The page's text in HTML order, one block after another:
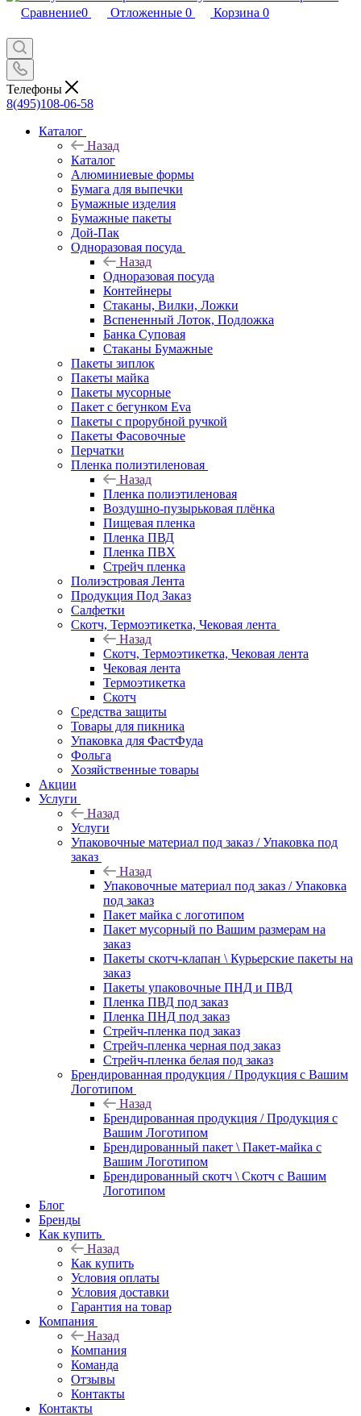
Сравнение0 Отложенные 0 Корзина 0
Телефоны
8(495)108-06-58
Каталог
Назад
Каталог
Алюминиевые формы
Бумага для выпечки
Бумажные изделия
Бумажные пакеты
Дой-Пак
Одноразовая посуда
Назад
Одноразовая посуда
Контейнеры
Стаканы, Вилки, Ложки
Вспененный Лоток, Подложка
Банка Суповая
Стаканы Бумажные
Пакеты зиплок
Пакеты майка
Пакеты мусорные
Пакет с бегунком Eva
Пакеты с прорубной ручкой
Пакеты Фасовочные
Перчатки
Пленка полиэтиленовая
Назад
Пленка полиэтиленовая
Воздушно-пузырьковая плёнка
Пищевая пленка
Пленка ПВД
Пленка ПВХ
Стрейч пленка
Полиэстровая Лента
Продукция Под Заказ
Салфетки
Скотч, Термоэтикетка, Чековая лента
Назад
Скотч, Термоэтикетка, Чековая лента
Чековая лента
Термоэтикетка
Скотч
Средства защиты
Товары для пикника
Упаковка для ФастФуда
Фольга
Хозяйственные товары
Акции
Услуги
Назад
Услуги
Упаковочные материал под заказ / Упаковка под
заказ
Назад
Упаковочные материал под заказ / Упаковка
под заказ
Пакет майка с логотипом
Пакет мусорный по Вашим размерам на
заказ
Пакеты скотч-клапан \ Курьерские пакеты на
заказ
Пакеты упаковочные ПНД и ПВД
Пленка ПВД под заказ
Пленка ПНД под заказ
Стрейч-пленка под заказ
Стрейч-пленка черная под заказ
Стрейч-пленка белая под заказ
Брендированная продукция / Продукция с Вашим
Логотипом
Назад
Брендированная продукция / Продукция с
Вашим Логотипом
Брендированный пакет \ Пакет-майка с
Вашим Логотипом
Брендированный скотч \ Скотч с Вашим
Логотипом
Блог
Бренды
Как купить
Назад
Как купить
Условия оплаты
Условия доставки
Гарантия на товар
Компания
Назад
Компания
Команда
Отзывы
Контакты
Контакты